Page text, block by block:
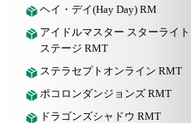
ヘイ・デイ(Hay Day) RM
アイドルマスター スターライト
ステージ RMT
ステラセプトオンライン RMT
ポコロンダンジョンズ RMT
ドラゴンズシャドウ RMT